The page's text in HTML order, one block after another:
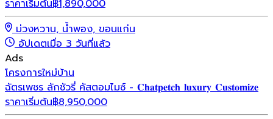
ราคาเริ่มต้น฿1,890,000
ม่วงหวาน, น้ำพอง, ขอนแก่น
อัปเดตเมื่อ 3 วันที่แล้ว
Ads
โครงการใหม่บ้าน
ฉัตรเพชร ลักชัวรี่ คัสตอมไมซ์ - 𝐂𝐡𝐚𝐭𝐩𝐞𝐭𝐜𝐡 𝐥𝐮𝐱𝐮𝐫𝐲 𝐂𝐮𝐬𝐭𝐨𝐦𝐢𝐳𝐞
ราคาเริ่มต้น฿8,950,000